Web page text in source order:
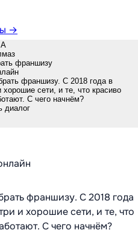
→
А
франшизу
франшизу. С 2018 года в
сети, и те, что красиво
С чего начнём?
диалог
франшизу. С 2018 года
и хорошие сети, и те, что
С чего начнём?